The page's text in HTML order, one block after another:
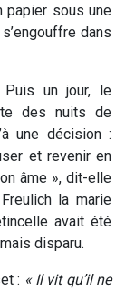
papier sous une
dans
Puis un jour, le
des nuits de
une décision :
et revenir en
âme », dit-elle
la marie
avait été
disparu.
: « Il vit qu’il ne